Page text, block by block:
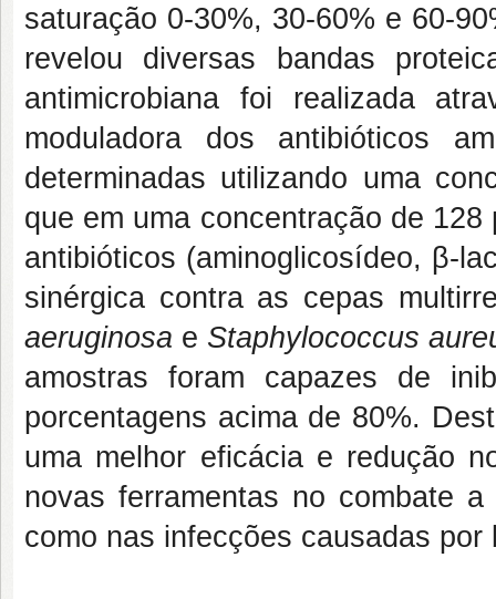
saturação 0-30%, 30-60% e 60-
revelou diversas bandas
antimicrobiana foi realizada
moduladora dos antibióticos
determinadas utilizando uma
que em uma concentração de
antibióticos (aminoglicosídeo, β-
sinérgica contra as cepas
aeruginosa e Staphylococcus
amostras foram capazes de
porcentagens acima de 80%.
uma melhor eficácia e redução
novas ferramentas no combate
como nas infecções causadas